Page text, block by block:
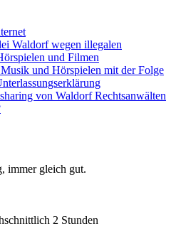
Waldorf wegen illegalen
und Filmen
und Hörspielen mit der Folge
von Waldorf Rechtsanwälten
immer gleich gut.
2 Stunden